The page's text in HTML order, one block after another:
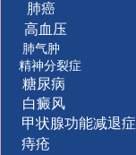
肺癌
高血压
肺气肿
精神分裂症
糖尿病
白癜风
甲状腺功能减退症
痔疮